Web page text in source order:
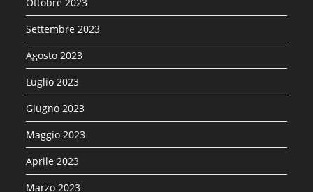
Ottobre 2023
Settembre 2023
Agosto 2023
Luglio 2023
Giugno 2023
Maggio 2023
Aprile 2023
Marzo 2023